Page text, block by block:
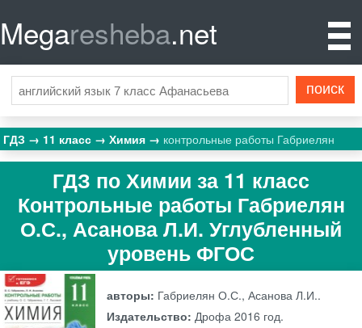
Megaresheba.net
ГДЗ 11 класс Химия контрольные работы Габриелян
ГДЗ по Химии за 11 класс
Контрольные работы Габриелян
О.С., Асанова Л.И. Углубленный
уровень ФГОС
авторы: Габриелян О.С., Асанова Л.И..
Издательство:Дрофа 2016 год.